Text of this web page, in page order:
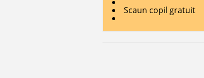
Scaun copil gratuit